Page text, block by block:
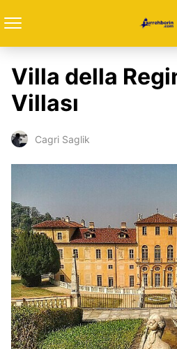
Villa della
Villası
Cagri Saglik